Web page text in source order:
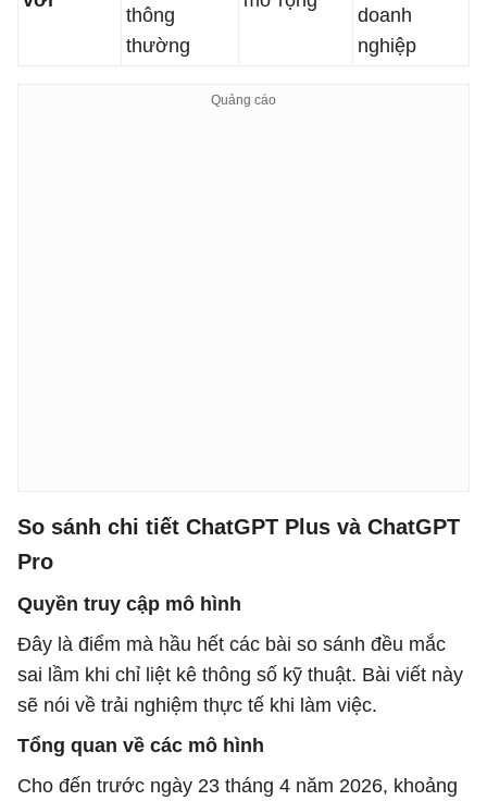
thông
thường
doanh
nghiệp
So sánh chi tiết ChatGPT Plus và ChatGPT
Pro
Quyền truy cập mô hình
Đây là điểm mà hầu hết các bài so sánh đều mắc
sai lầm khi chỉ liệt kê thông số kỹ thuật. Bài viết này
sẽ nói về trải nghiệm thực tế khi làm việc.
Tổng quan về các mô hình
Cho đến trước ngày 23 tháng 4 năm 2026, khoảng